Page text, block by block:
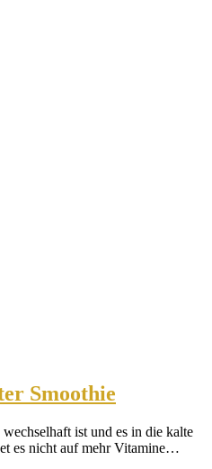
Smoothie
ist und es in die kalte
es nicht auf mehr Vitamine…